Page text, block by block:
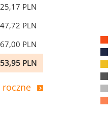
PLN
PLN
PLN
PLN